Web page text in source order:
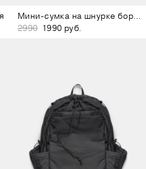
Мини-сумка на шнурке бордово-коричневая
2990 1990 руб.